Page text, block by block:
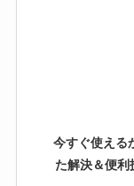
今すぐ使える
た解決＆便